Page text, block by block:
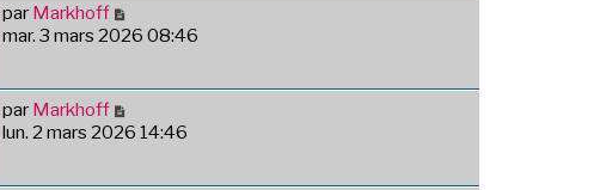
par Markhoff
mar. 3 mars 2026 08:46
par Markhoff
lun. 2 mars 2026 14:46